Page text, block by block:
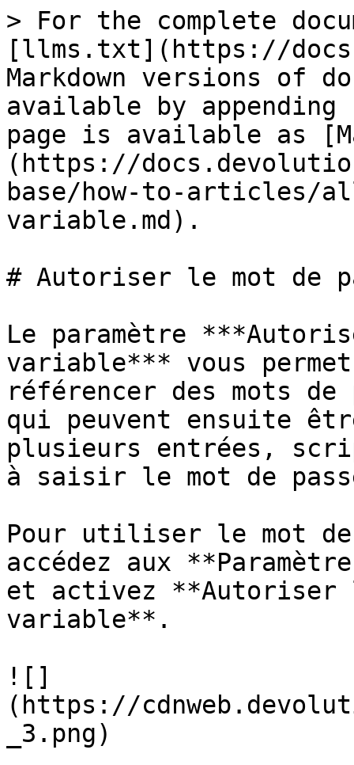
> For the complete
[llms.txt](https://
Markdown versions of
available by
page is available as
(https://
base/how-to-articles/
variable.md).
# Autoriser le mot de
Le paramètre
variable*** vous
référencer des mots
qui peuvent ensuite
plusieurs entrées,
à saisir le mot de
Pour utiliser le mot de
accédez aux
et activez **Autoriser
variable**.
![]
(https://
_3.png)